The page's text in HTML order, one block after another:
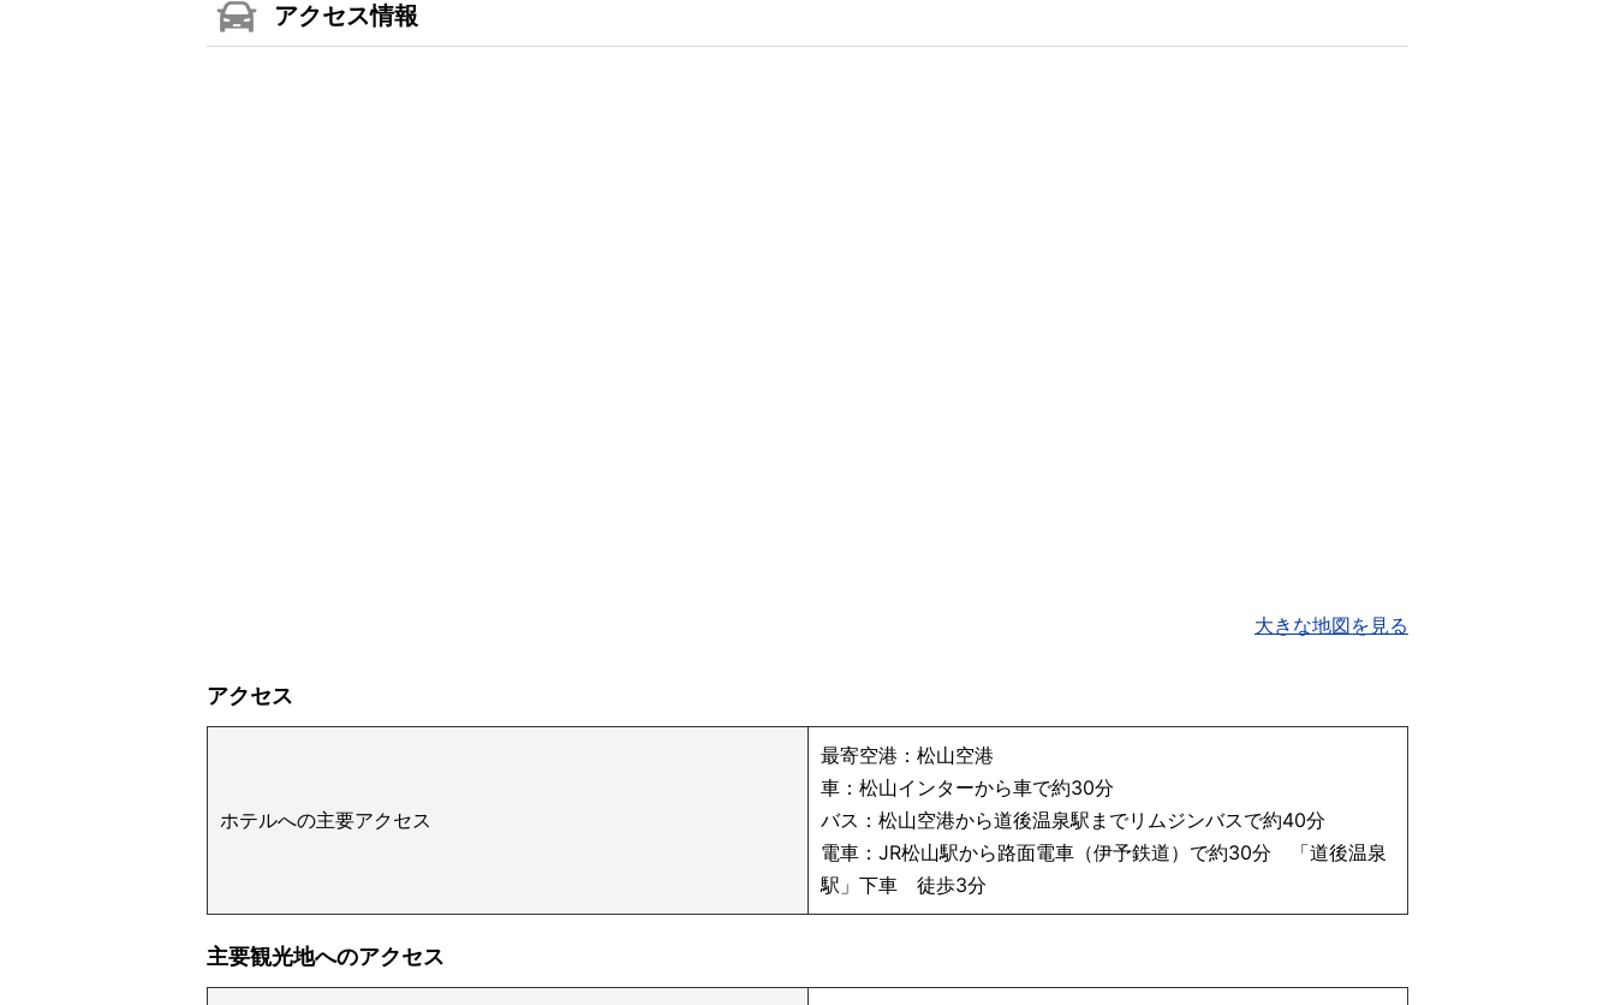
アクセス情報
大きな地図を見る
アクセス
ホテルへの主要アクセス
最寄空港：松山空港
車：松山インターから車で約30分
バス：松山空港から道後温泉駅までリムジンバスで約40分
電車：JR松山駅から路面電車（伊予鉄道）で約30分 「道後温泉
駅」下車 徒歩3分
主要観光地へのアクセス